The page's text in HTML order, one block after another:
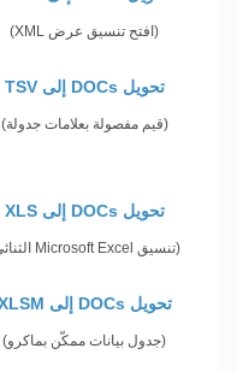
(افتح تنسيق عرض XML)
تحويل DOCs إلى TSV
(قيم مفصولة بعلامات جدولة)
تحويل DOCs إلى XLS
(تنسيق Microsoft Excel الثنائي)
تحويل DOCs إلى XLSM
(جدول بيانات ممكّن بماكرو)